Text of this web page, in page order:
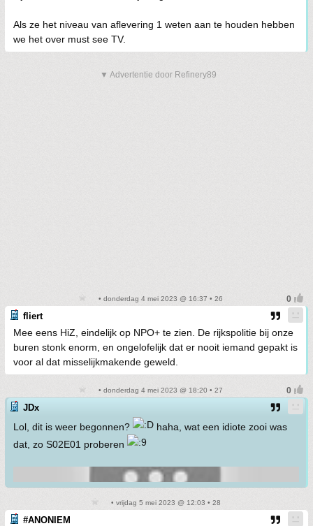
Als ze het niveau van aflevering 1 weten aan te houden hebben
we het over must see TV.
▼ Advertentie door Refinery89
• donderdag 4 mei 2023 @ 16:37 • 26
fliert
Mee eens HiZ, eindelijk op NPO+ te zien. De rijkspolitie bij onze
buren stonk enorm, en ongelofelijk dat er nooit iemand gepakt is
voor al dat misselijkmakende geweld.
• donderdag 4 mei 2023 @ 18:20 • 27
JDx
Lol, dit is weer begonnen?
haha, wat een idiote zooi was
dat, zo S02E01 proberen
• vrijdag 5 mei 2023 @ 12:03 • 28
#ANONIEM